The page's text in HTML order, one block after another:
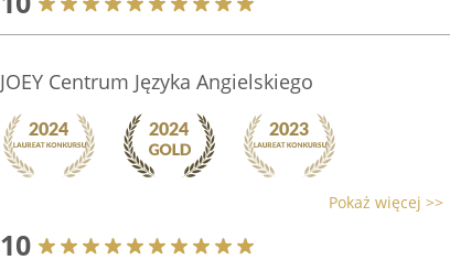
JOEY Centrum Języka Angielskiego
Pokaż więcej >>
10